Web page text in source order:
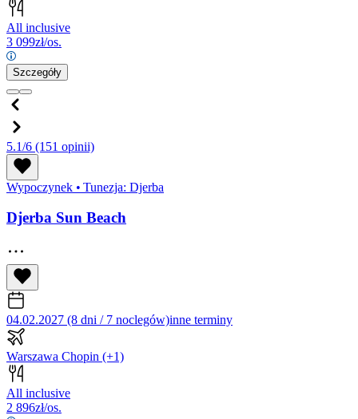
All inclusive
3 099zł/os.
Szczegóły
5.1/6 (151 opinii)
Wypoczynek • Tunezja: Djerba
Djerba Sun Beach
04.02.2027 (8 dni / 7 noclegów)inne terminy
Warszawa Chopin (+1)
All inclusive
2 896zł/os.